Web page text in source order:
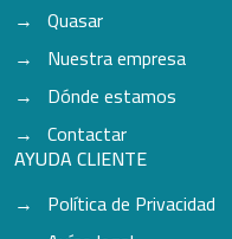
Quasar
Nuestra empresa
Dónde estamos
Contactar
AYUDA CLIENTE
Política de Privacidad